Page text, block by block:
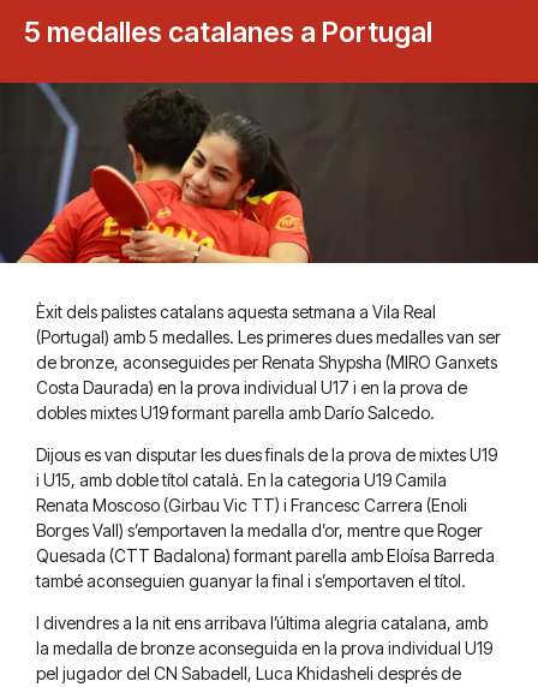
5 medalles catalanes a Portugal
Èxit dels palistes catalans aquesta setmana a Vila Real
(Portugal) amb 5 medalles. Les primeres dues medalles van ser
de bronze, aconseguides per Renata Shypsha (MIRO Ganxets
Costa Daurada) en la prova individual U17 i en la prova de
dobles mixtes U19 formant parella amb Darío Salcedo.
Dijous es van disputar les dues finals de la prova de mixtes U19
i U15, amb doble títol català. En la categoria U19 Camila
Renata Moscoso (Girbau Vic TT) i Francesc Carrera (Enoli
Borges Vall) s’emportaven la medalla d’or, mentre que Roger
Quesada (CTT Badalona) formant parella amb Eloísa Barreda
també aconseguien guanyar la final i s’emportaven el títol.
I divendres a la nit ens arribava l’última alegria catalana, amb
la medalla de bronze aconseguida en la prova individual U19
pel jugador del CN Sabadell, Luca Khidasheli després de